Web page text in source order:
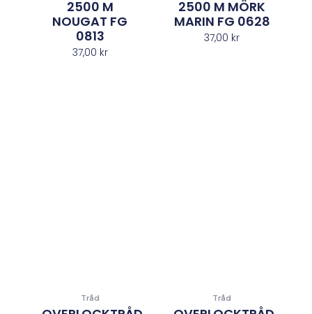
2500 M
NOUGAT FG
0813
37,00 kr
2500 M MÖRK
MARIN FG 0628
37,00 kr
Tråd Tråd